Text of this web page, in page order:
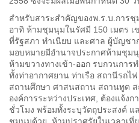
สำหรับสาระสำคัญของพ.ร.บ.การ
อาทิ ห้ามชุมนุมในรัศมี 150 เมตร
ที่รัฐสภา ทำเนียบ และศาล ผู้บัญชา
มอบหมายมีอำนาจประกาศห้ามชุมนุ
ห้ามขวางทางเข้า-ออก รบกวนการ
ทั้งท่าอากาศยาน ท่าเรือ สถานีรถ
สถานศึกษา ศาสนสถาน สถานทูต
องค์การระหว่างประเทศ, ต้องแจ้ง
ชั่วโมง พร้อมทั้งระบุวัตถุประสงค์